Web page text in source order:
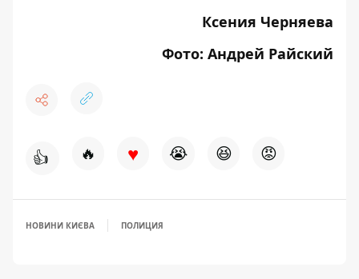
Ксения Черняева
Фото: Андрей Райский
👍 🔥 ♥ 😭 😆 😡
НОВИНИ КИЄВА ПОЛИЦИЯ